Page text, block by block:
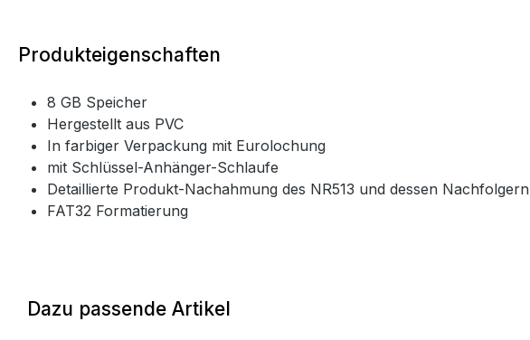
Produkteigenschaften
8 GB Speicher
Hergestellt aus PVC
In farbiger Verpackung mit Eurolochung
mit Schlüssel-Anhänger-Schlaufe
Detaillierte Produkt-Nachahmung des NR513 und dessen Nachfolgern
FAT32 Formatierung
Dazu passende Artikel